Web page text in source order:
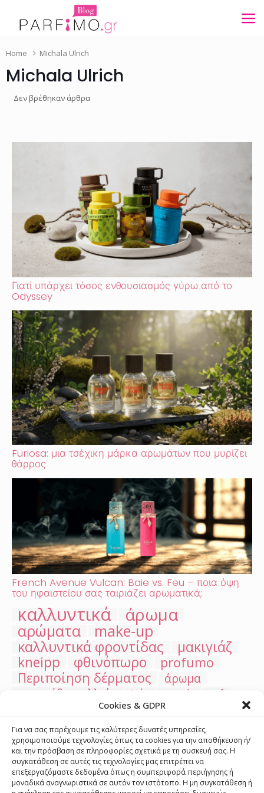
Cookies & GDPR
Για να σας παρέχουμε τις καλύτερες δυνατές υπηρεσίες,
χρησιμοποιούμε τεχνολογίες όπως τα cookies για την αποθήκευση ή/
και την πρόσβαση σε πληροφορίες σχετικά με τη συσκευή σας. Η
συγκατάθεση σε αυτές τις τεχνολογίες μας επιτρέπει να
επεξεργαζόμαστε δεδομένα όπως η συμπεριφορά περιήγησης ή
μοναδικά αναγνωριστικά σε αυτόν τον ιστότοπο. Η μη συγκατάθεση ή
Home Michala Ulrich
Michala Ulrich
Δεν βρέθηκαν άρθρα
Γιατί υπάρχει τόσος ενθουσιασμός γύρω από το
Odyssey
Furiosa: μια τσέχικη μάρκα αρωμάτων που μυρίζει
θάρρος
French Avenue Vulcan: Baie vs. Feu – ποια όψη
του ηφαιστείου σας ταιριάζει αρωματικά;
καλλυντικά άρωμα
αρώματα make-up
καλλυντικά φροντίδας
μακιγιάζ
kneipp
φθινόπωρο
profumo
Περιποίηση δέρματος
άρωμα
φροντίδα μαλλιών
Νέα trendy
spf
αντηλιακά καλλυντικά
Χριστούγεννα
tips για δώρα
δόντια
Στοματικό διάλυμα
άλατα μπάνιου
προϊόντα self-tanning
βερνίκι νυχιών
Ενυδάτωση
Καλοκαίρι
Αγίου Βαλεντίνου
trucco
μητέρα και παιδί
αντιιδρωτικά
αποσμητικά
UV προστασία